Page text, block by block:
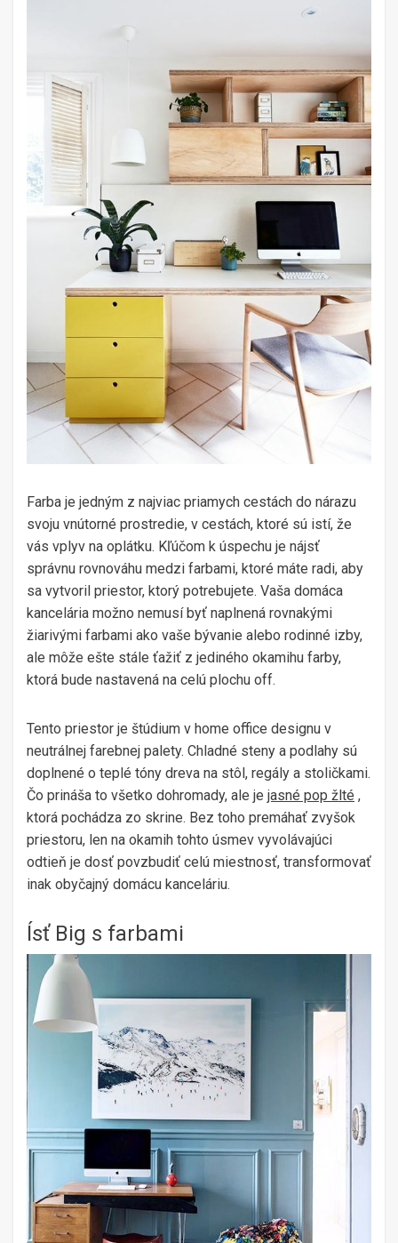
Farba je jedným z najviac priamych cestách do nárazu
svoju vnútorné prostredie, v cestách, ktoré sú istí, že
vás vplyv na oplátku. Kľúčom k úspechu je nájsť
správnu rovnováhu medzi farbami, ktoré máte radi, aby
sa vytvoril priestor, ktorý potrebujete. Vaša domáca
kancelária možno nemusí byť naplnená rovnakými
žiarivými farbami ako vaše bývanie alebo rodinné izby,
ale môže ešte stále ťažiť z jediného okamihu farby,
ktorá bude nastavená na celú plochu off.
Tento priestor je štúdium v home office designu v
neutrálnej farebnej palety. Chladné steny a podlahy sú
doplnené o teplé tóny dreva na stôl, regály a stoličkami.
Čo prináša to všetko dohromady, ale je jasné pop žlté ,
ktorá pochádza zo skrine. Bez toho premáhať zvyšok
priestoru, len na okamih tohto úsmev vyvolávajúci
odtieň je dosť povzbudiť celú miestnosť, transformovať
inak obyčajný domácu kanceláriu.
Ísť Big s farbami